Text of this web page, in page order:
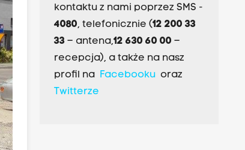
kontaktu z nami poprzez SMS -
4080, telefonicznie (12 200 33
33– antena,12 630 60 00 –
recepcja), a także na nasz
profil na Facebookuoraz
Twitterze